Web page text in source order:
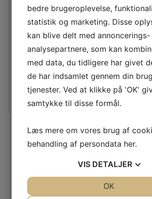
VETUS FUEL FILTER
STM 3690
(M2/M3/M4) VETUS
Den
oprindelige
var:
174,54DKKDen
aktuelle
er:
LÆS MERE
bedre brugeroplevelse,
statistik og marketing. Disse
kan blive delt med annoncerings-
analysepartnere, som kan
med data, du tidligere har givet
de har indsamlet gennem din
tjenester. Ved at klikke på 'OK'
samtykke til disse formål.
Læs mere om vores brug af
behandling af persondata her.
VIS DETALJER
OK